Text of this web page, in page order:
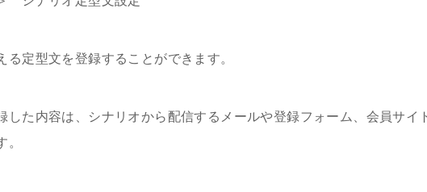
る定型文を登録することができます。
した内容は、シナリオから配信するメールや登録フォーム、会員サイ
。